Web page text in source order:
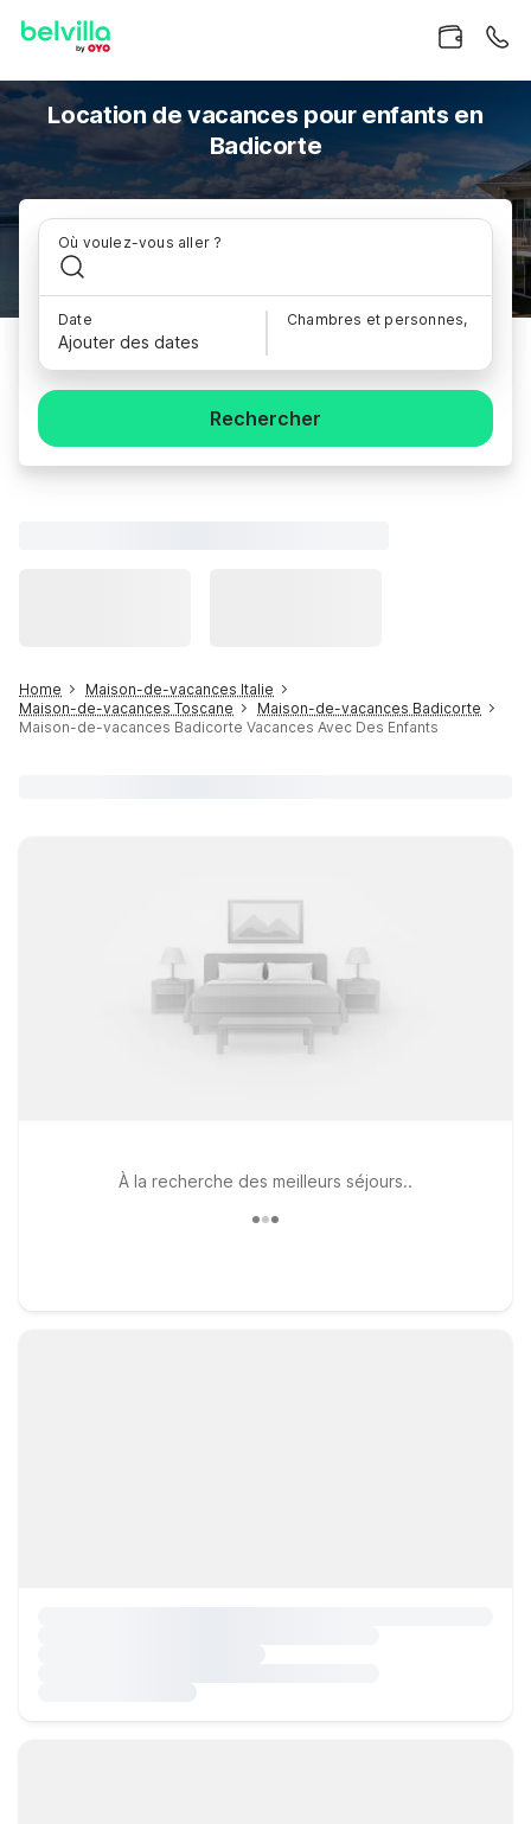
Location de vacances pour enfants en
Badicorte
Où voulez-vous aller ?
Date
Ajouter des dates
Chambres et personnes,
Rechercher
Home
Maison-de-vacances Italie
Maison-de-vacances Toscane
Maison-de-vacances Badicorte
Maison-de-vacances Badicorte Vacances Avec Des Enfants
À la recherche des meilleurs séjours..